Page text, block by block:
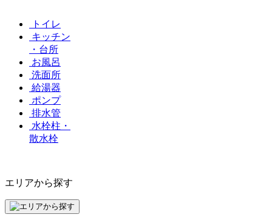
トイレ
キッチン
・台所
お風呂
洗面所
給湯器
ポンプ
排水管
水栓柱・
散水栓
エリアから探す